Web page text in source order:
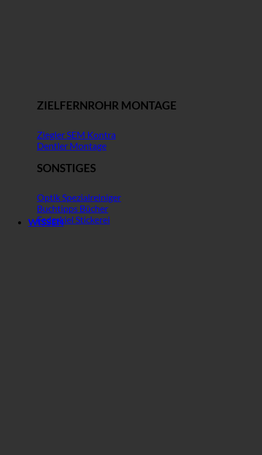
ZIELFERNROHR MONTAGE
Ziegler SEM Kontra
Dentler Montage
SONSTIGES
Optik Spezialreiniger
Buchtipps Bücher
Federkiel Stickerei
WISSEN